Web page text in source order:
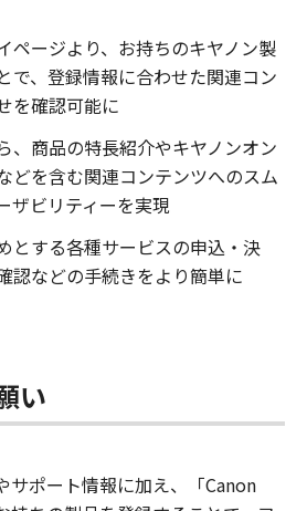
ページより、お持ちのキヤノン製
で、登録情報に合わせた関連コン
を確認可能に
、商品の特長紹介やキヤノンオン
どを含む関連コンテンツへのスム
ザビリティーを実現
とする各種サービスの申込・決
認などの手続きをより簡単に
い
サポート情報に加え、「Canon